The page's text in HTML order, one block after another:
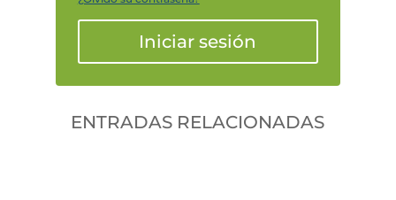
Iniciar sesión
ENTRADAS RELACIONADAS